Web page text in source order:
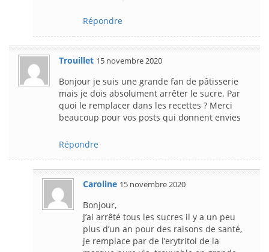
Répondre
Trouillet 15 novembre 2020
Bonjour je suis une grande fan de pâtisserie
mais je dois absolument arrêter le sucre. Par
quoi le remplacer dans les recettes ? Merci
beaucoup pour vos posts qui donnent envies
Répondre
Caroline 15 novembre 2020
Bonjour,
J’ai arrêté tous les sucres il y a un peu
plus d’un an pour des raisons de santé,
je remplace par de l’erytritol de la